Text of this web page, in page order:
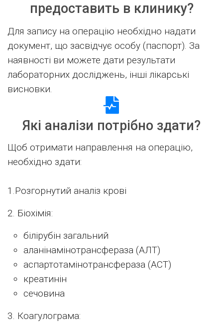
предоставить в клинику?
Для запису на операцію необхідно надати
документ, що засвідчує особу (паспорт). За
наявності ви можете дати результати
лабораторних досліджень, інші лікарські
висновки.
Які аналізи потрібно здати?
Щоб отримати направлення на операцію,
необхідно здати:
1.Розгорнутий аналіз крові
2. Біохімія:
білірубін загальний
аланінамінотрансфераза (АЛТ)
аспартотамінотрансфераза (АСТ)
креатинін
сечовина
3. Коагулограма: